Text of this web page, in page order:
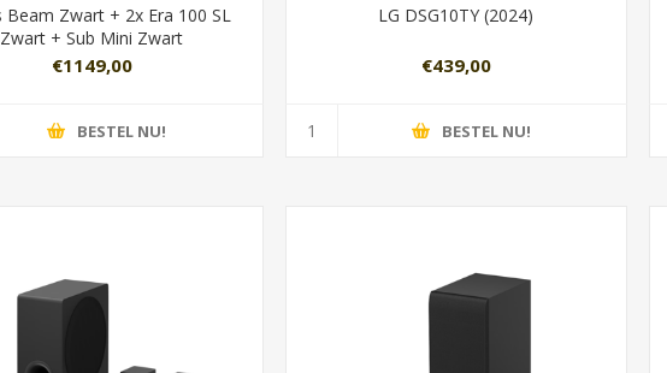
Beam Zwart + 2x Era 100 SL
Zwart + Sub Mini Zwart
€1149,00
BESTEL NU!
LG DSG10TY (2024)
€439,00
BESTEL NU!